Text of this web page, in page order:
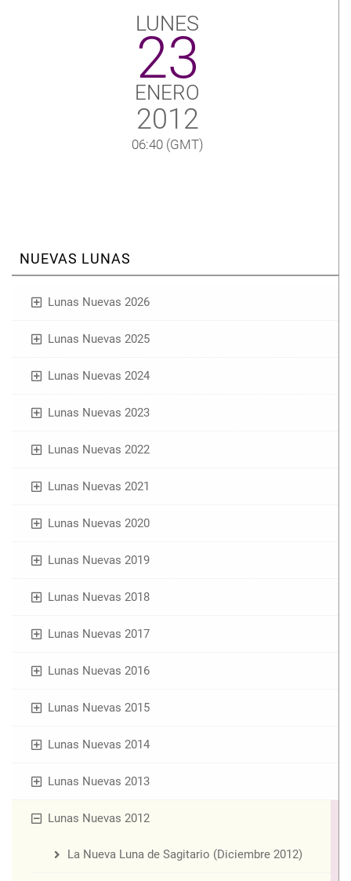
LUNES
23
ENERO
2012
06:40 (GMT)
NUEVAS LUNAS
Lunas Nuevas 2026
Lunas Nuevas 2025
Lunas Nuevas 2024
Lunas Nuevas 2023
Lunas Nuevas 2022
Lunas Nuevas 2021
Lunas Nuevas 2020
Lunas Nuevas 2019
Lunas Nuevas 2018
Lunas Nuevas 2017
Lunas Nuevas 2016
Lunas Nuevas 2015
Lunas Nuevas 2014
Lunas Nuevas 2013
Lunas Nuevas 2012
La Nueva Luna de Sagitario (Diciembre 2012)